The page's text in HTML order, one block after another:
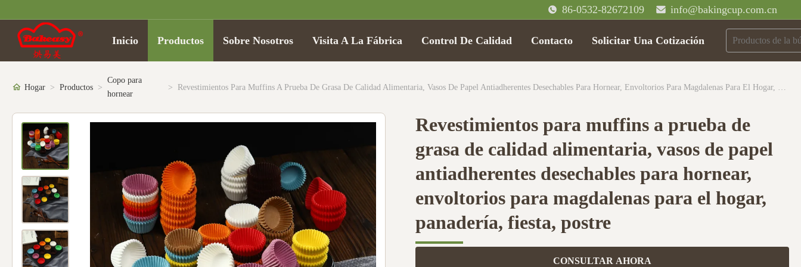
86-0532-82672109 info@bakingcup.com.cn
Inicio Productos Sobre Nosotros Visita A La Fábrica Control De Calidad Contacto Solicitar Una Cotización
Hogar > Productos >
Copo para
hornear
>
Revestimientos para muffins a prueba de
grasa de calidad alimentaria, vasos de papel
antiadherentes desechables para hornear,
envoltorios para magdalenas para el hogar,
panadería, fiesta, postre
CONSULTAR AHORA